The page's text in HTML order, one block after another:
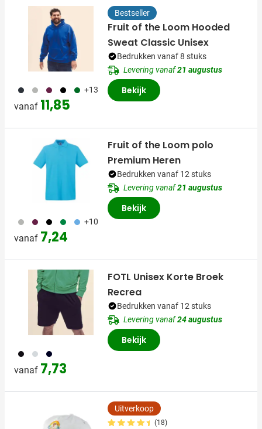
150 043 010 001 134 +13
vanaf 11,85
Bestseller
Fruit of the Loom Hooded
Sweat Classic Unisex
Bedrukken vanaf 8 stuks
Levering vanaf21 augustus
Bekijk
580 010 001 134 123 +10
vanaf 7,24
Fruit of the Loom polo
Premium Heren
Bedrukken vanaf 12 stuks
Levering vanaf21 augustus
Bekijk
001 531 529
vanaf 7,73
FOTL Unisex Korte Broek
Recrea
Bedrukken vanaf 12 stuks
Levering vanaf24 augustus
Bekijk
Uitverkoop
(18)